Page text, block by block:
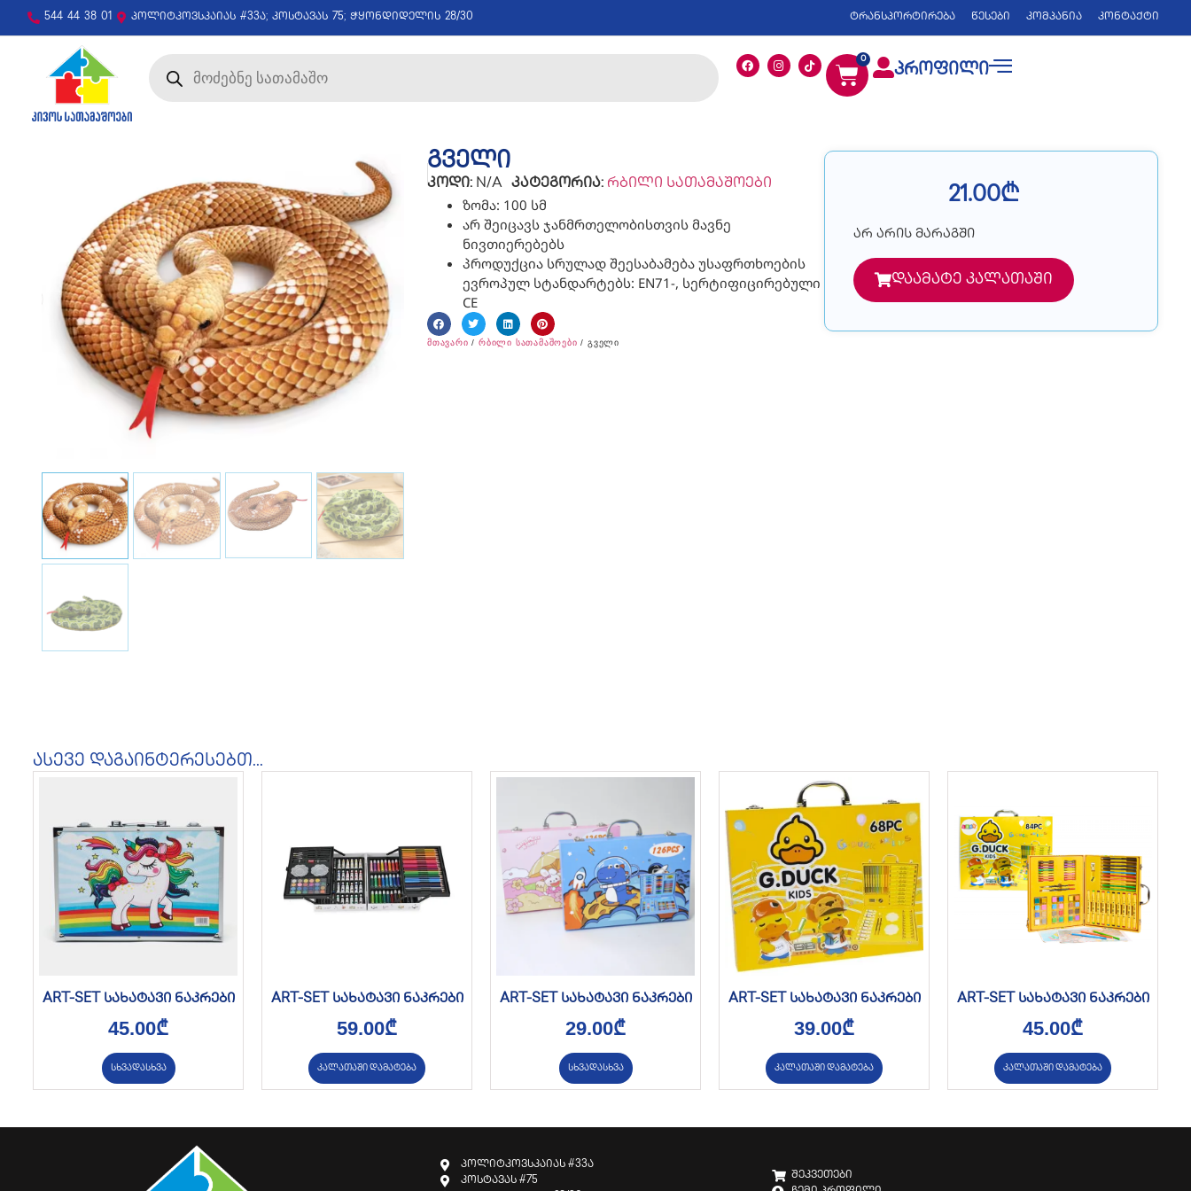
544 44 38 01 პოლიტკოვსკაიას #33ა; კოსტავას 75; ჭყონდიდელის 28/30 ტრანსპორტირება წესები კომპანია კონტაქტი
0
პროფილი
გველი
კოდი: N/A კატეგორია: რბილი სათამაშოები
ზომა: 100 სმ
არ შეიცავს ჯანმრთელობისთვის მავნე
ნივთიერებებს
პროდუქცია სრულად შეესაბამება უსაფრთხოების
ევროპულ სტანდარტებს: EN71-, ​სერტიფიცირებული
CE
მთავარი / რბილი სათამაშოები / გველი
21.00₾
არ არის მარაგში
დაამატე კალათაში
ასევე დაგაინტერესებთ...
ART-SET სახატავი ნაკრები
45.00₾
სხვადასხვა
ART-SET სახატავი ნაკრები
59.00₾
კალათაში დამატება
ART-SET სახატავი ნაკრები
29.00₾
სხვადასხვა
ART-SET სახატავი ნაკრები
39.00₾
კალათაში დამატება
ART-SET სახატავი ნაკრები
45.00₾
კალათაში დამატება
პოლიტკოვსკაიას #33ა
კოსტავას #75
შეკვეთები